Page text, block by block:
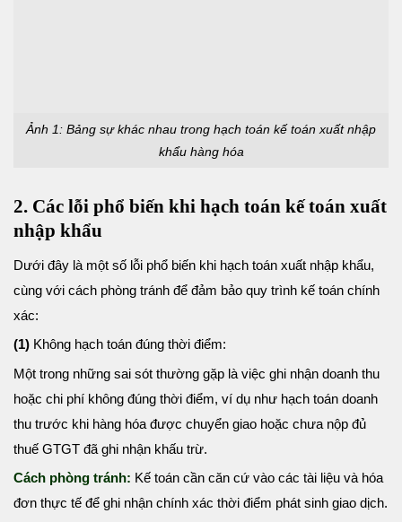
Ảnh 1: Bảng sự khác nhau trong hạch toán kế toán xuất nhập
khẩu hàng hóa
2. Các lỗi phổ biến khi hạch toán kế toán xuất
nhập khẩu
Dưới đây là một số lỗi phổ biến khi hạch toán xuất nhập khẩu,
cùng với cách phòng tránh để đảm bảo quy trình kế toán chính
xác:
(1) Không hạch toán đúng thời điểm:
Một trong những sai sót thường gặp là việc ghi nhận doanh thu
hoặc chi phí không đúng thời điểm, ví dụ như hạch toán doanh
thu trước khi hàng hóa được chuyển giao hoặc chưa nộp đủ
thuế GTGT đã ghi nhận khấu trừ.
Cách phòng tránh: Kế toán cần căn cứ vào các tài liệu và hóa
đơn thực tế để ghi nhận chính xác thời điểm phát sinh giao dịch.